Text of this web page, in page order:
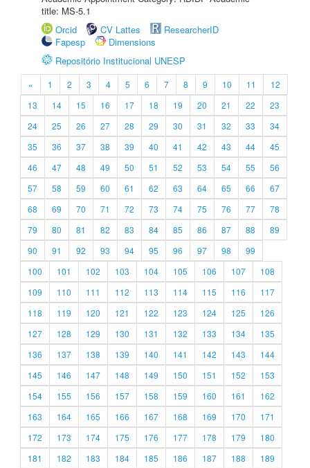
title: MS-5.1
Orcid
CV Lattes
ResearcherID
Fapesp
Dimensions
Repositório Institucional UNESP
« 1 2 3 4 5 6 7 8 9 10 11
12
13
14 15 16 17 18 19 20 21 22
23
24
25 26 27 28 29 30 31 32 33
34
35
36 37 38 39 40 41 42 43 44
45
46
47 48 49 50 51 52 53 54 55
56
57
58 59 60 61 62 63 64 65 66
67
68
69 70 71 72 73 74 75 76 77
78
79
80 81 82 83 84 85 86 87 88
89
90
91 92 93 94 95 96 97 98
99
100
101 102 103 104 105 106 107
108
109
110 111 112 113 114 115 116
117
118
119 120 121 122 123 124 125
126
127
128 129 130 131 132 133 134
135
136
137 138 139 140 141 142 143
144
145
146 147 148 149 150 151 152
153
154
155 156 157 158 159 160 161
162
163
164 165 166 167 168 169 170
171
172
173 174 175 176 177 178 179
180
181
182 183 184 185 186 187 188
189